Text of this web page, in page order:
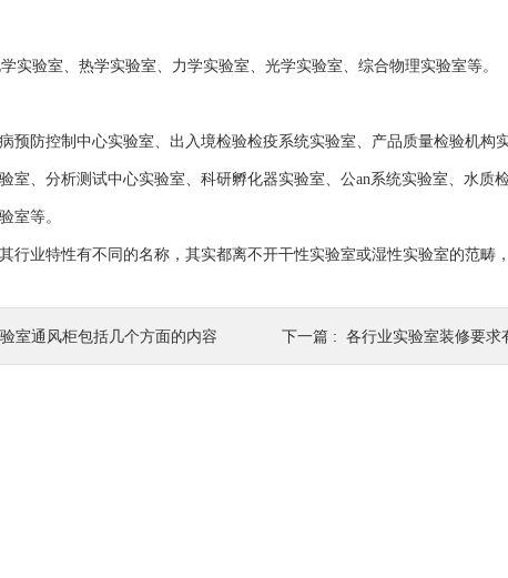
实验室、热学实验室、力学实验室、光学实验室、综合物理实验室等。
预防控制中心实验室、出入境检验检疫系统实验室、产品质量检验机构
室、分析测试中心实验室、科研孵化器实验室、公an系统实验室、水质
室等。
行业特性有不同的名称，其实都离不开干性实验室或湿性实验室的范畴
室通风柜包括几个方面的内容 下一篇 : 各行业实验室装修要求